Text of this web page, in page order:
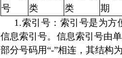
号
类
类
期
1.索引号：索引号是为方
信息索引号。信息索引号由
部分号码用“-”相连，其结构